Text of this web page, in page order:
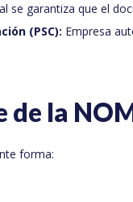
se garantiza que el
(PSC): Empresa
de la
forma: